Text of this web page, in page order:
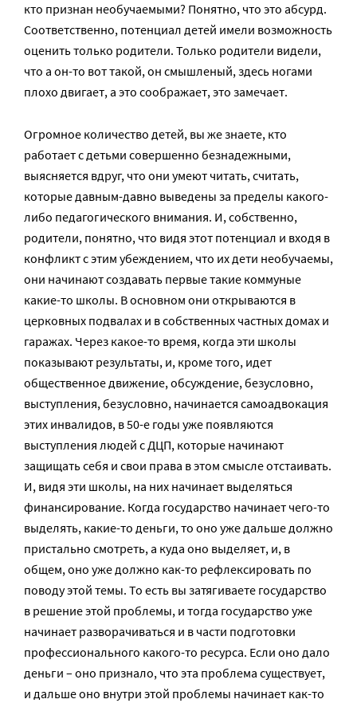
кто признан необучаемыми? Понятно, что это абсурд.
Соответственно, потенциал детей имели возможность
оценить только родители. Только родители видели,
что а он-то вот такой, он смышленый, здесь ногами
плохо двигает, а это соображает, это замечает.
Огромное количество детей, вы же знаете, кто
работает с детьми совершенно безнадежными,
выясняется вдруг, что они умеют читать, считать,
которые давным-давно выведены за пределы какого-
либо педагогического внимания. И, собственно,
родители, понятно, что видя этот потенциал и входя в
конфликт с этим убеждением, что их дети необучаемы,
они начинают создавать первые такие коммуные
какие-то школы. В основном они открываются в
церковных подвалах и в собственных частных домах и
гаражах. Через какое-то время, когда эти школы
показывают результаты, и, кроме того, идет
общественное движение, обсуждение, безусловно,
выступления, безусловно, начинается самоадвокация
этих инвалидов, в 50-е годы уже появляются
выступления людей с ДЦП, которые начинают
защищать себя и свои права в этом смысле отстаивать.
И, видя эти школы, на них начинает выделяться
финансирование. Когда государство начинает чего-то
выделять, какие-то деньги, то оно уже дальше должно
пристально смотреть, а куда оно выделяет, и, в
общем, оно уже должно как-то рефлексировать по
поводу этой темы. То есть вы затягиваете государство
в решение этой проблемы, и тогда государство уже
начинает разворачиваться и в части подготовки
профессионального какого-то ресурса. Если оно дало
деньги – оно признало, что эта проблема существует,
и дальше оно внутри этой проблемы начинает как-то